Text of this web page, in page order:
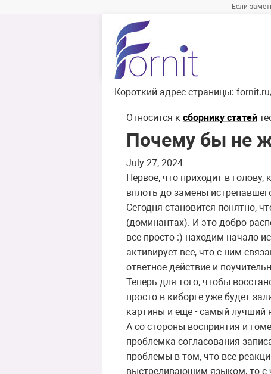
Если
Короткий адрес страницы:
Относится к сборнику статей
Почему бы не
July 27, 2024
Первое, что приходит в
вплоть до замены
Сегодня становится понятно,
(доминантах). И это добро
все просто :) находим начало
активирует все, что с ним
ответное действие и
Теперь для того, чтобы
просто в киборге уже будет
картины и еще - самый лучший
А со стороны восприятия и
проблемка согласования
проблемы в том, что все
выстреливающим языком, то с